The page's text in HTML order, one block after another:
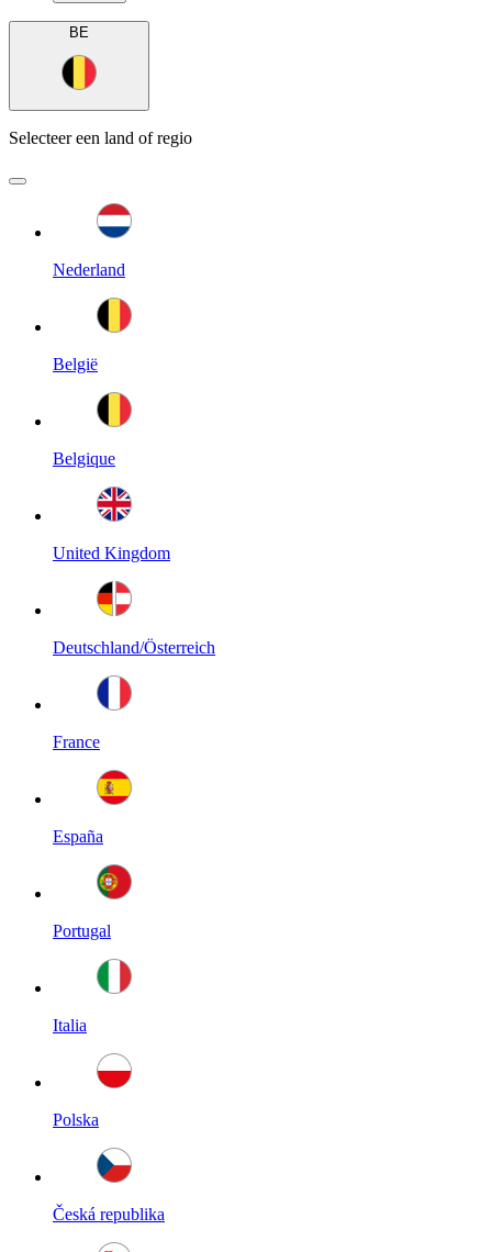
BE
Selecteer een land of regio
Nederland
België
Belgique
United Kingdom
Deutschland/Österreich
France
España
Portugal
Italia
Polska
Česká republika